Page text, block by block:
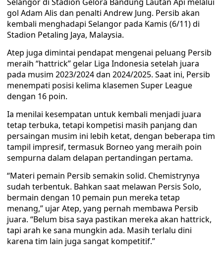
gol Adam Alis dan penalti Andrew Jung. Persib akan
kembali menghadapi Selangor pada Kamis (6/11) di
Stadion Petaling Jaya, Malaysia.
Atep juga dimintai pendapat mengenai peluang Persib
meraih “hattrick” gelar Liga Indonesia setelah juara
pada musim 2023/2024 dan 2024/2025. Saat ini, Persib
menempati posisi kelima klasemen Super League
dengan 16 poin.
Ia menilai kesempatan untuk kembali menjadi juara
tetap terbuka, tetapi kompetisi masih panjang dan
persaingan musim ini lebih ketat, dengan beberapa tim
tampil impresif, termasuk Borneo yang meraih poin
sempurna dalam delapan pertandingan pertama.
“Materi pemain Persib semakin solid. Chemistrynya
sudah terbentuk. Bahkan saat melawan Persis Solo,
bermain dengan 10 pemain pun mereka tetap
menang,” ujar Atep, yang pernah membawa Persib
juara. “Belum bisa saya pastikan mereka akan hattrick,
tapi arah ke sana mungkin ada. Masih terlalu dini
karena tim lain juga sangat kompetitif.”